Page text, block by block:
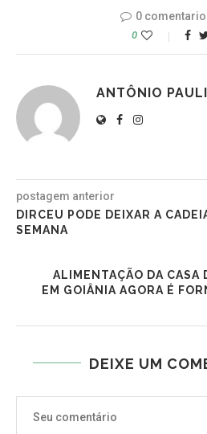
0 comentario
0
ANTÔNIO
postagem anterior
DIRCEU PODE DEIXAR A
SEMANA
ALIMENTAÇÃO DA CASA
EM GOIÂNIA AGORA É
DEIXE UM